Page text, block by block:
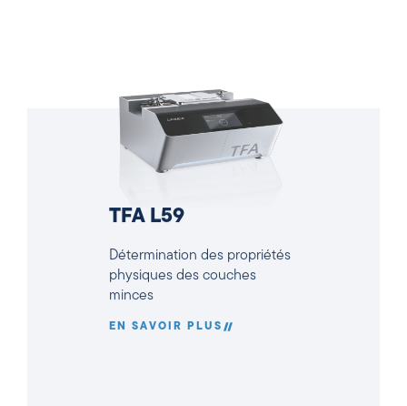
TFA L59
Détermination des propriétés
physiques des couches
minces
EN SAVOIR PLUS